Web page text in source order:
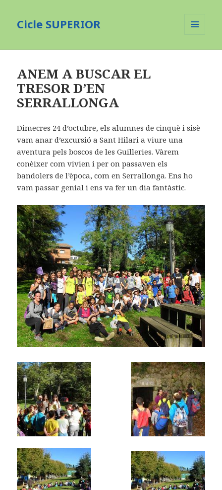
Cicle SUPERIOR
ANEM A BUSCAR EL
TRESOR D’EN
SERRALLONGA
Dimecres 24 d’octubre, els alumnes de cinquè i sisè
vam anar d’excursió a Sant Hilari a viure una
aventura pels boscos de les Guilleries. Vàrem
conèixer com vivien i per on passaven els
bandolers de l’època, com en Serrallonga. Ens ho
vam passar genial i ens va fer un dia fantàstic.